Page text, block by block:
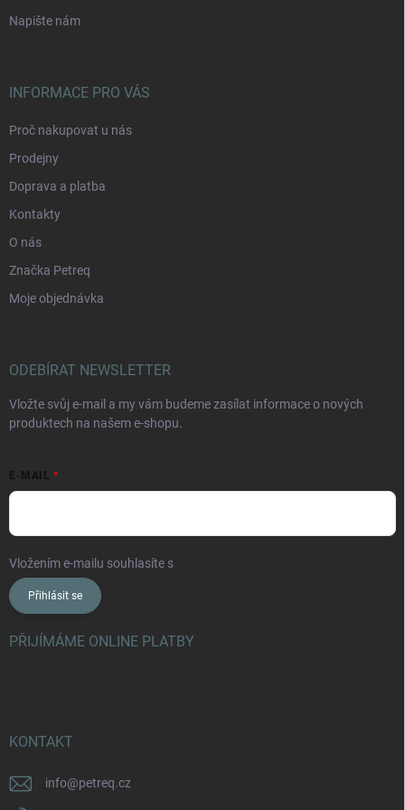
Napište nám
INFORMACE PRO VÁS
Proč nakupovat u nás
Prodejny
Doprava a platba
Kontakty
O nás
Značka Petreq
Moje objednávka
ODEBÍRAT NEWSLETTER
Vložte svůj e-mail a my vám budeme zasílat informace o nových
produktech na našem e-shopu.
E-MAIL
Vložením e-mailu souhlasíte s
Přihlásit se
PŘIJÍMÁME ONLINE PLATBY
KONTAKT
info@petreq.cz